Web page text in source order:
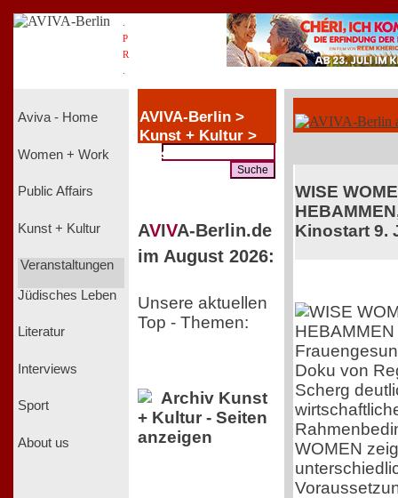
P
R
Aviva - Home
Women + Work
Public Affairs
Kunst + Kultur
Veranstaltungen
Jüdisches Leben
Literatur
Interviews
Sport
About us
AVIVA-Berlin >
Kunst + Kultur >
Music
AVIVA-Berlin.de
im August 2026:
Unsere aktuellen
Top - Themen:
Archiv Kunst
+ Kultur - Seiten
anzeigen
WISE
Kinostart 9.
Doku von
Scherg
WOMEN